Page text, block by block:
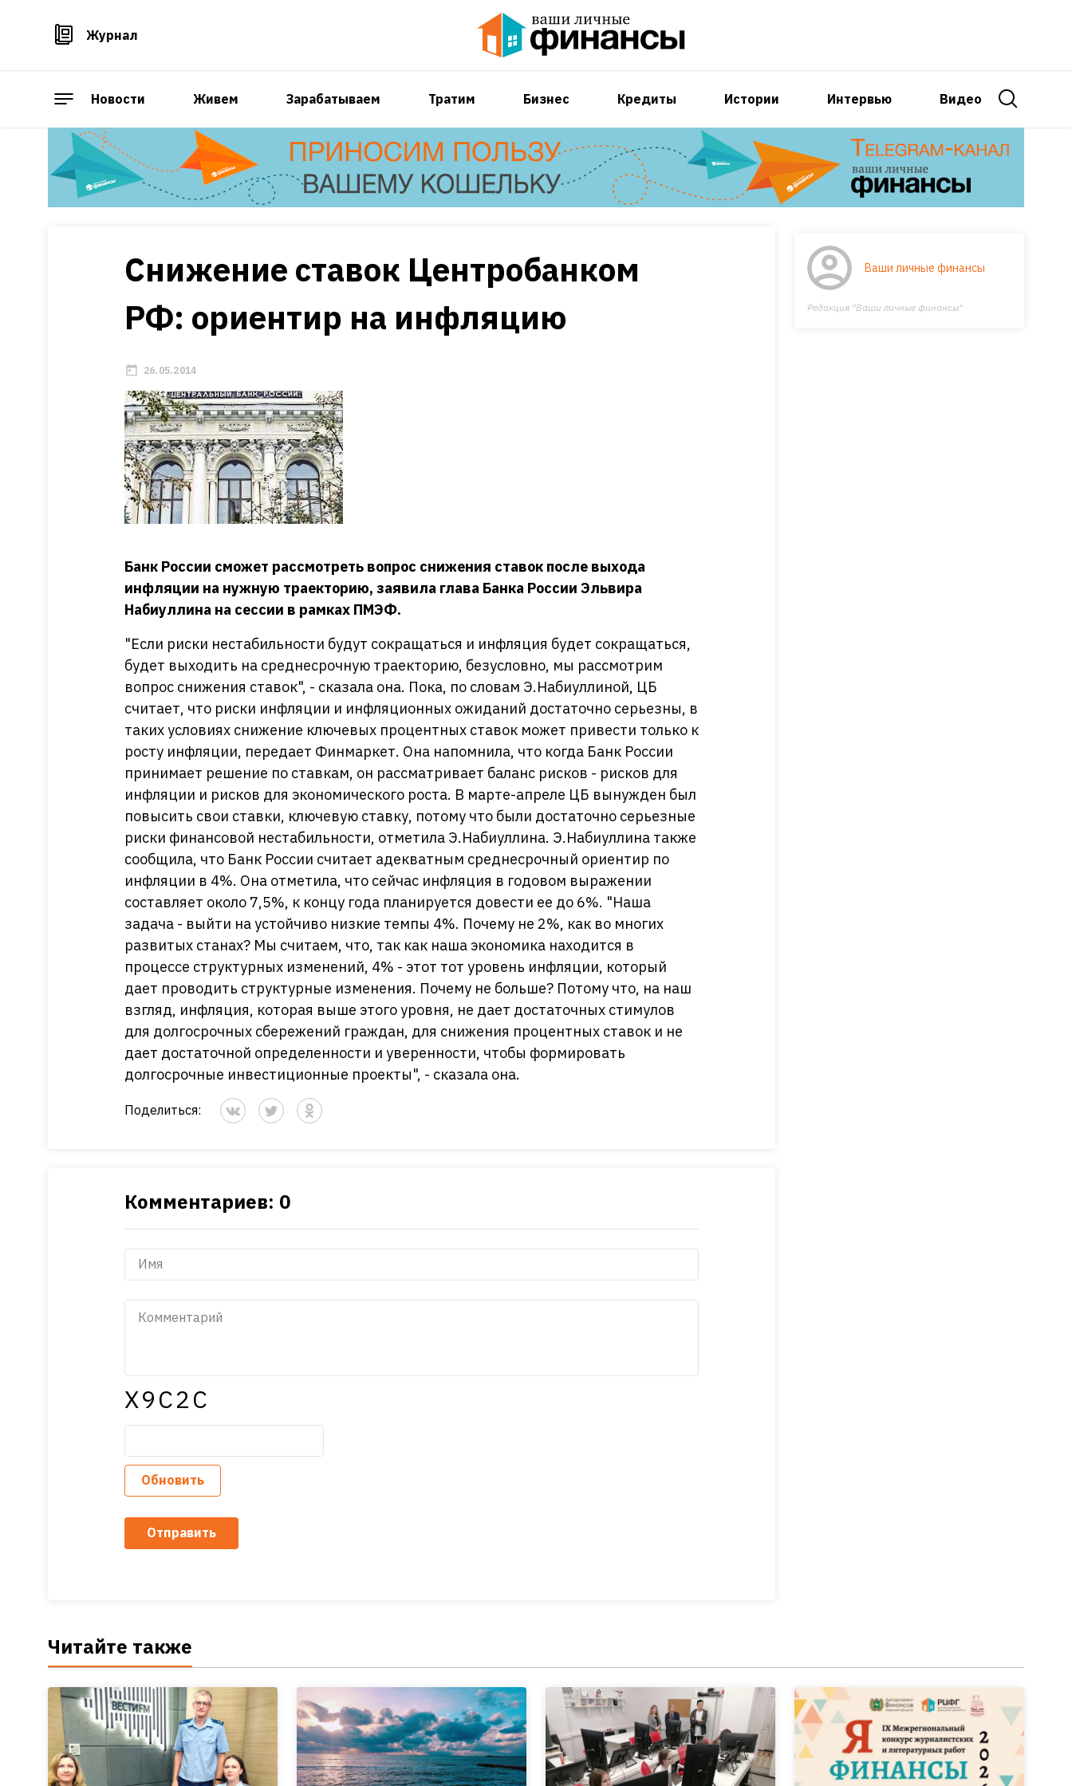
Журнал
Новости Живем Зарабатываем Тратим Бизнес Кредиты Истории Интервью Видео
Снижение ставок Центробанком
РФ: ориентир на инфляцию
26.05.2014
Ваши личные финансы
Редакция "Ваши личные финансы"
Банк России сможет рассмотреть вопрос снижения ставок после выхода
инфляции на нужную траекторию, заявила глава Банка России Эльвира
Набиуллина на сессии в рамках ПМЭФ.
"Если риски нестабильности будут сокращаться и инфляция будет сокращаться,
будет выходить на среднесрочную траекторию, безусловно, мы рассмотрим
вопрос снижения ставок", - сказала она. Пока, по словам Э.Набиуллиной, ЦБ
считает, что риски инфляции и инфляционных ожиданий достаточно серьезны, в
таких условиях снижение ключевых процентных ставок может привести только к
росту инфляции, передает Финмаркет. Она напомнила, что когда Банк России
принимает решение по ставкам, он рассматривает баланс рисков - рисков для
инфляции и рисков для экономического роста. В марте-апреле ЦБ вынужден был
повысить свои ставки, ключевую ставку, потому что были достаточно серьезные
риски финансовой нестабильности, отметила Э.Набиуллина. Э.Набиуллина также
сообщила, что Банк России считает адекватным среднесрочный ориентир по
инфляции в 4%. Она отметила, что сейчас инфляция в годовом выражении
составляет около 7,5%, к концу года планируется довести ее до 6%. "Наша
задача - выйти на устойчиво низкие темпы 4%. Почему не 2%, как во многих
развитых станах? Мы считаем, что, так как наша экономика находится в
процессе структурных изменений, 4% - этот тот уровень инфляции, который
дает проводить структурные изменения. Почему не больше? Потому что, на наш
взгляд, инфляция, которая выше этого уровня, не дает достаточных стимулов
для долгосрочных сбережений граждан, для снижения процентных ставок и не
дает достаточной определенности и уверенности, чтобы формировать
долгосрочные инвестиционные проекты", - сказала она.
Поделиться:
Комментариев: 0
X9C2C
Обновить
Отправить
Читайте также